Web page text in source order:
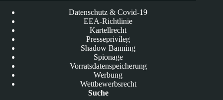
Datenschutz & Covid-19
EEA-Richtlinie
Kartellrecht
Presseprivileg
Shadow Banning
Spionage
Vorratsdatenspeicherung
Werbung
Wettbewerbsrecht
Suche